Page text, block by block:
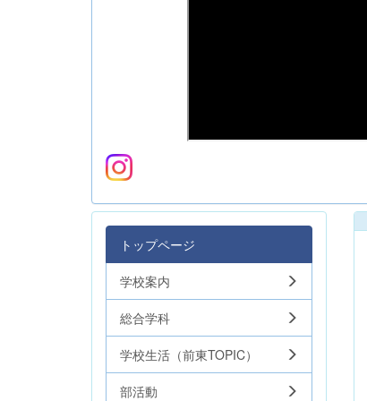
トップページ
学校案内
総合学科
学校生活（前東TOPIC）
部活動